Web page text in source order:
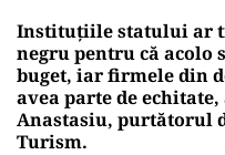
Instituţiile statului ar
negru pentru că acolo
buget, iar firmele din
avea parte de
Anastasiu, purtătorul
Turism.